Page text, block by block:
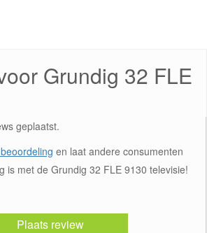
Grundig 32 FLE
geplaatst.
en laat andere consumenten
is met de Grundig 32 FLE 9130 televisie!
Plaats review